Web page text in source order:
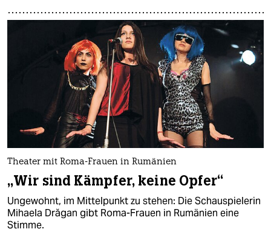
Theater mit Roma-Frauen in Rumänien
„Wir sind Kämpfer, keine Opfer“
Ungewohnt, im Mittelpunkt zu stehen: Die Schauspielerin
Mihaela Drăgan gibt Roma-Frauen in Rumänien eine
Stimme.